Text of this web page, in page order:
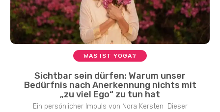
WAS IST YOGA?
Sichtbar sein dürfen: Warum unser
Bedürfnis nach Anerkennung nichts mit
„zu viel Ego“ zu tun hat
Ein persönlicher Impuls von Nora Kersten Dieser